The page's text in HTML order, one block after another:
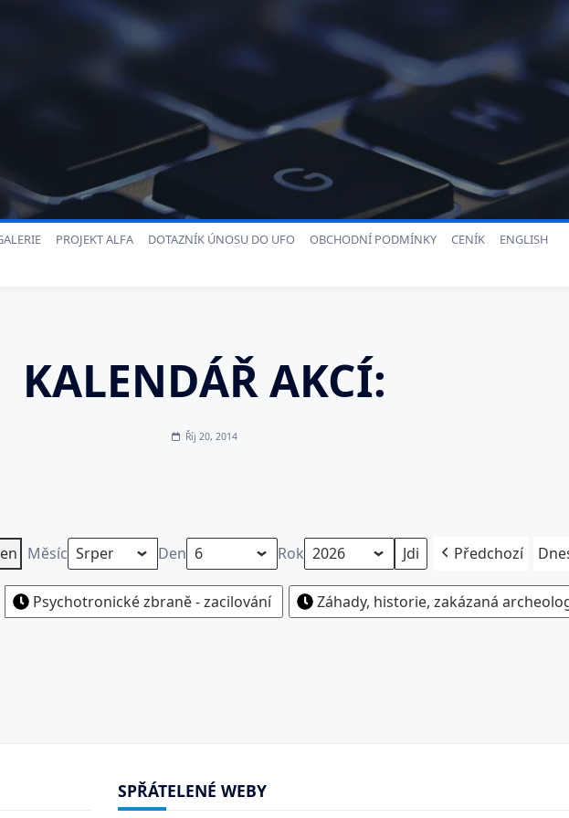
PROJEKT ALFA DOTAZNÍK ÚNOSU DO UFO OBCHODNÍ PODMÍNKY CENÍK
ENGLISH
KALENDÁŘ AKCÍ:
Říj 20, 2014
Měsíc Den Rok Předchozí
Psychotronické zbraně - zacilování Záhady, historie, zakázaná
SPŘÁTELENÉ WEBY